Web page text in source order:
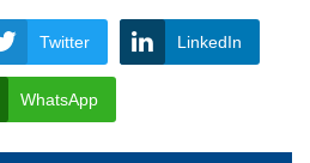
Twitter LinkedIn
WhatsApp